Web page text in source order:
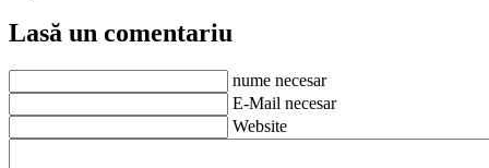
Lasă un comentariu
nume necesar
E-Mail necesar
Website